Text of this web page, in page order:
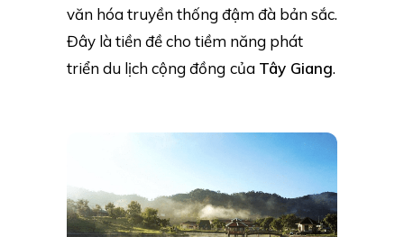
văn hóa truyền thống đậm đà bản sắc.
Đây là tiền đề cho tiềm năng phát
triển du lịch cộng đồng của Tây Giang.